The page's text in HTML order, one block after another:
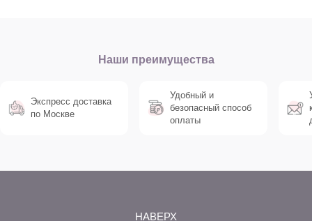
Наши преимущества
Экспресс доставка
по Москве
Удобный и
безопасный способ
оплаты
НАВЕРХ